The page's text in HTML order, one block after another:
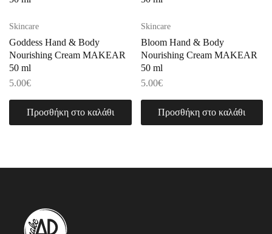
Skincare
Goddess Hand & Body
Nourishing Cream MAKEAR
50 ml
5.00€
Προσθήκη στο καλάθι
Skincare
Bloom Hand & Body
Nourishing Cream MAKEAR
50 ml
5.00€
Προσθήκη στο καλάθι